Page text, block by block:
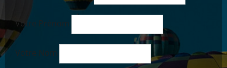
Votre Prénom
Votre Nom